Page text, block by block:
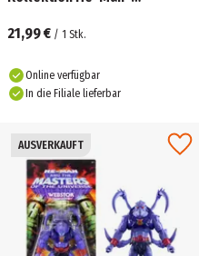
21,99 € / 1 Stk.
Online verfügbar
In die Filiale lieferbar
AUSVERKAUFT